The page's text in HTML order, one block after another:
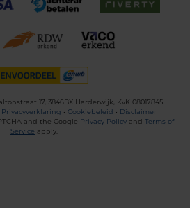
17, 3846BX Harderwijk, KvK 08017845 |
Privacyverklaring • Cookiebeleid • Disclaimer
and the Google Privacy Policyand Terms of
Service apply.